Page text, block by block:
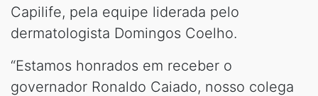
Capilife, pela equipe liderada pelo
dermatologista Domingos Coelho.
“Estamos honrados em receber o
governador Ronaldo Caiado, nosso colega